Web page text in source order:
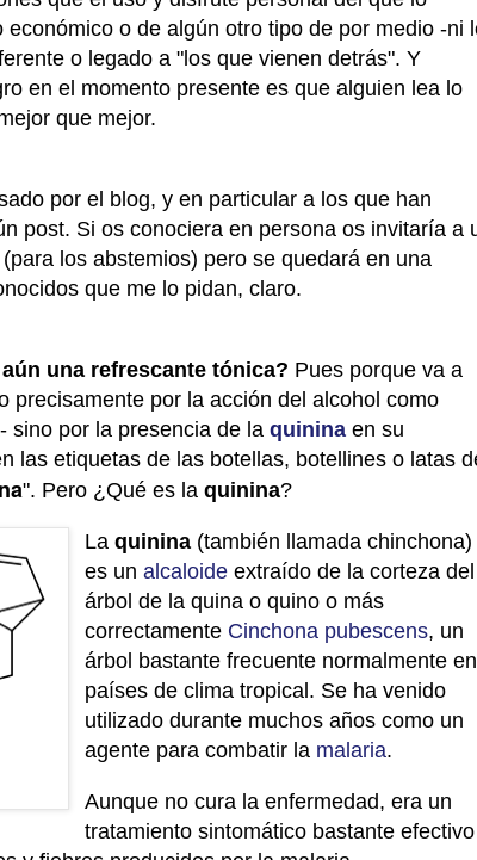
o de algún otro tipo de por medio -ni
o legado a "los que vienen detrás". Y
en el momento presente es que alguien lea lo
que mejor.
por el blog, y en particular a los que han
post. Si os conociera en persona os invitaría a
los abstemios) pero se quedará en una
que me lo pidan, claro.
una refrescante tónica? Pues porque va a
precisamente por la acción del alcohol como
sino por la presencia de la quinina en su
las etiquetas de las botellas, botellines o latas
". Pero ¿Qué es la quinina?
Laquinina (también llamada chinchona)
es unalcaloideextraído de la corteza del
árbol de la quina o quino o más
correctamente Cinchona pubescens, un
árbol bastante frecuente normalmente en
países de clima tropical. Se ha venido
utilizado durante muchos años como un
agente para combatir la malaria.
Aunque no cura la enfermedad, era un
tratamiento sintomático bastante efectivo